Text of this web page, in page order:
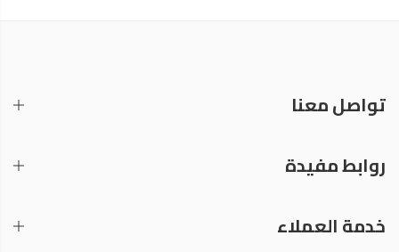
تواصل معنا
روابط مفيدة
خدمة العملاء